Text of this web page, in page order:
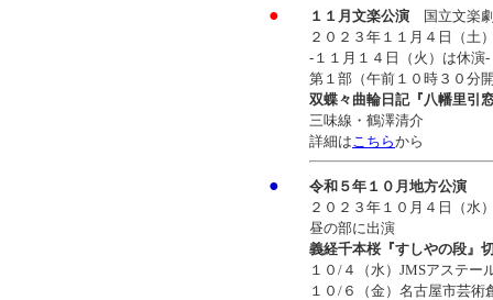
● １１月文楽公演 国立文楽
２０２３年１１月４日（土
-１１月１４日（火）は休演-
第１部（午前１０時３０分
双蝶々曲輪日記『八幡里引
三味線・鶴澤清介
詳細はこちらから
●
令和５年１０月地方公演
２０２３年１０月４日（水
昼の部に出演
義経千本桜『すしやの段』
１０/４（水）JMSアステー
１０/６（金）名古屋市芸術